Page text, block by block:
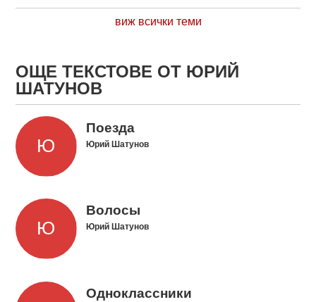
виж всички теми
ОЩЕ ТЕКСТОВЕ ОТ ЮРИЙ
ШАТУНОВ
Поезда
Юрий Шатунов
Волосы
Юрий Шатунов
Одноклассники